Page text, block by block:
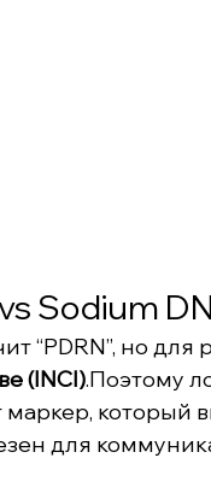
Sodium
“PDRN”, но для
(INCI).Поэтому
маркер, который
для